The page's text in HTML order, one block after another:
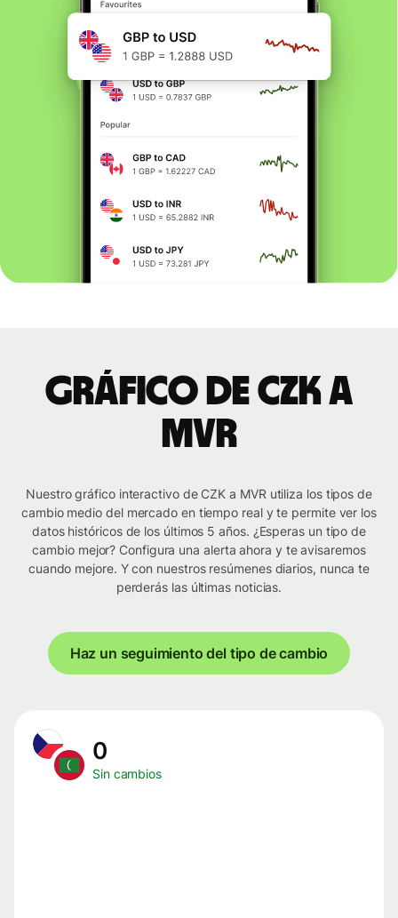
Gráfico de CZK a
MVR
Nuestro gráfico interactivo de CZK a MVR utiliza los tipos de
cambio medio del mercado en tiempo real y te permite ver los
datos históricos de los últimos 5 años. ¿Esperas un tipo de
cambio mejor? Configura una alerta ahora y te avisaremos
cuando mejore. Y con nuestros resúmenes diarios, nunca te
perderás las últimas noticias.
Haz un seguimiento del tipo de cambio
0
Sin cambios